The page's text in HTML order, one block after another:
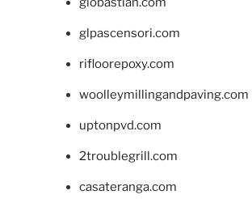
glpascensori.com
rifloorepoxy.com
woolleymillingandpaving.com
uptonpvd.com
2troublegrill.com
casateranga.com